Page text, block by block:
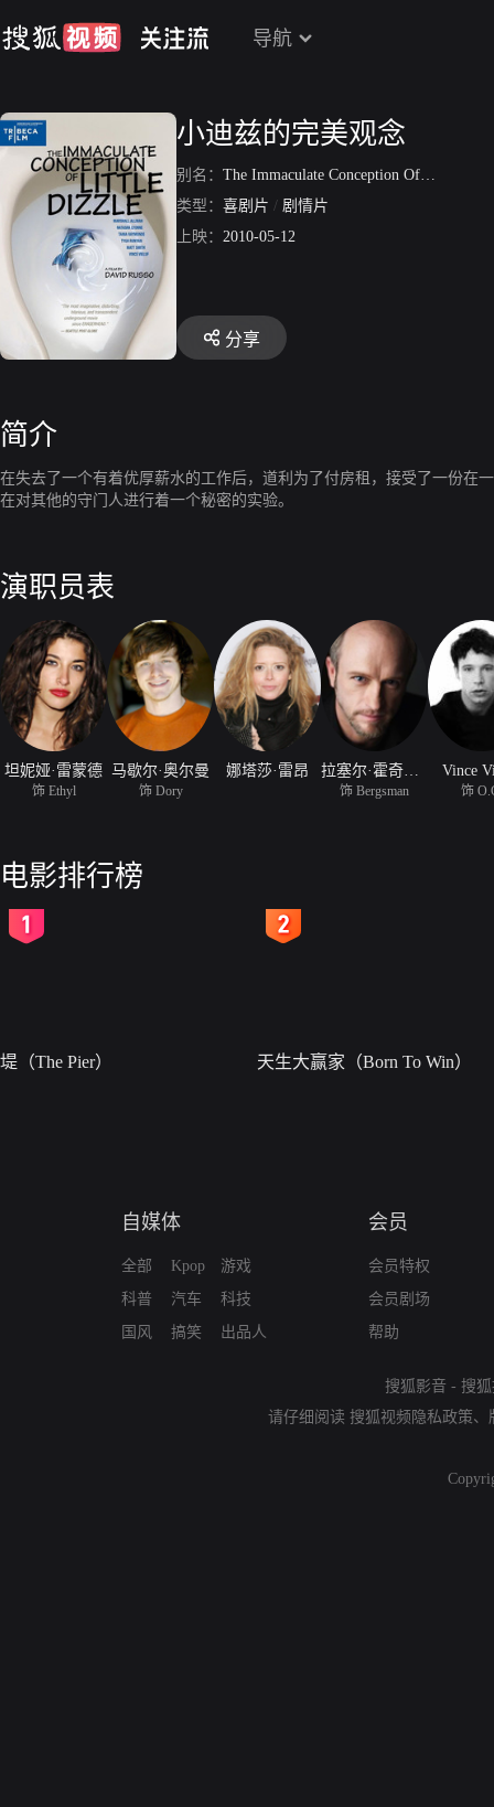
导航
小迪兹的完美观念
别名： The Immaculate Conception Of Little Dizzle
类型： 喜剧片 / 剧情片
上映： 2010-05-12
分享
简介
在失去了一个有着优厚薪水的工作后，道利为了付房租，接受了一份在
在对其他的守门人进行着一个秘密的实验。
演职员表
坦妮娅·雷蒙德
饰 Ethyl
马歇尔·奥尔曼
饰 Dory
娜塔莎·雷昂
饰 Bergsman
Vince
饰
电影排行榜
堤（The Pier） 天生大赢家（Born To Win）
自媒体
全部
科普
国风
Kpop
汽车
搞笑
游戏
科技
出品人
会员
会员特权
会员剧场
帮助
搜狐影音 - 搜
请仔细阅读 搜狐视频隐私政策、